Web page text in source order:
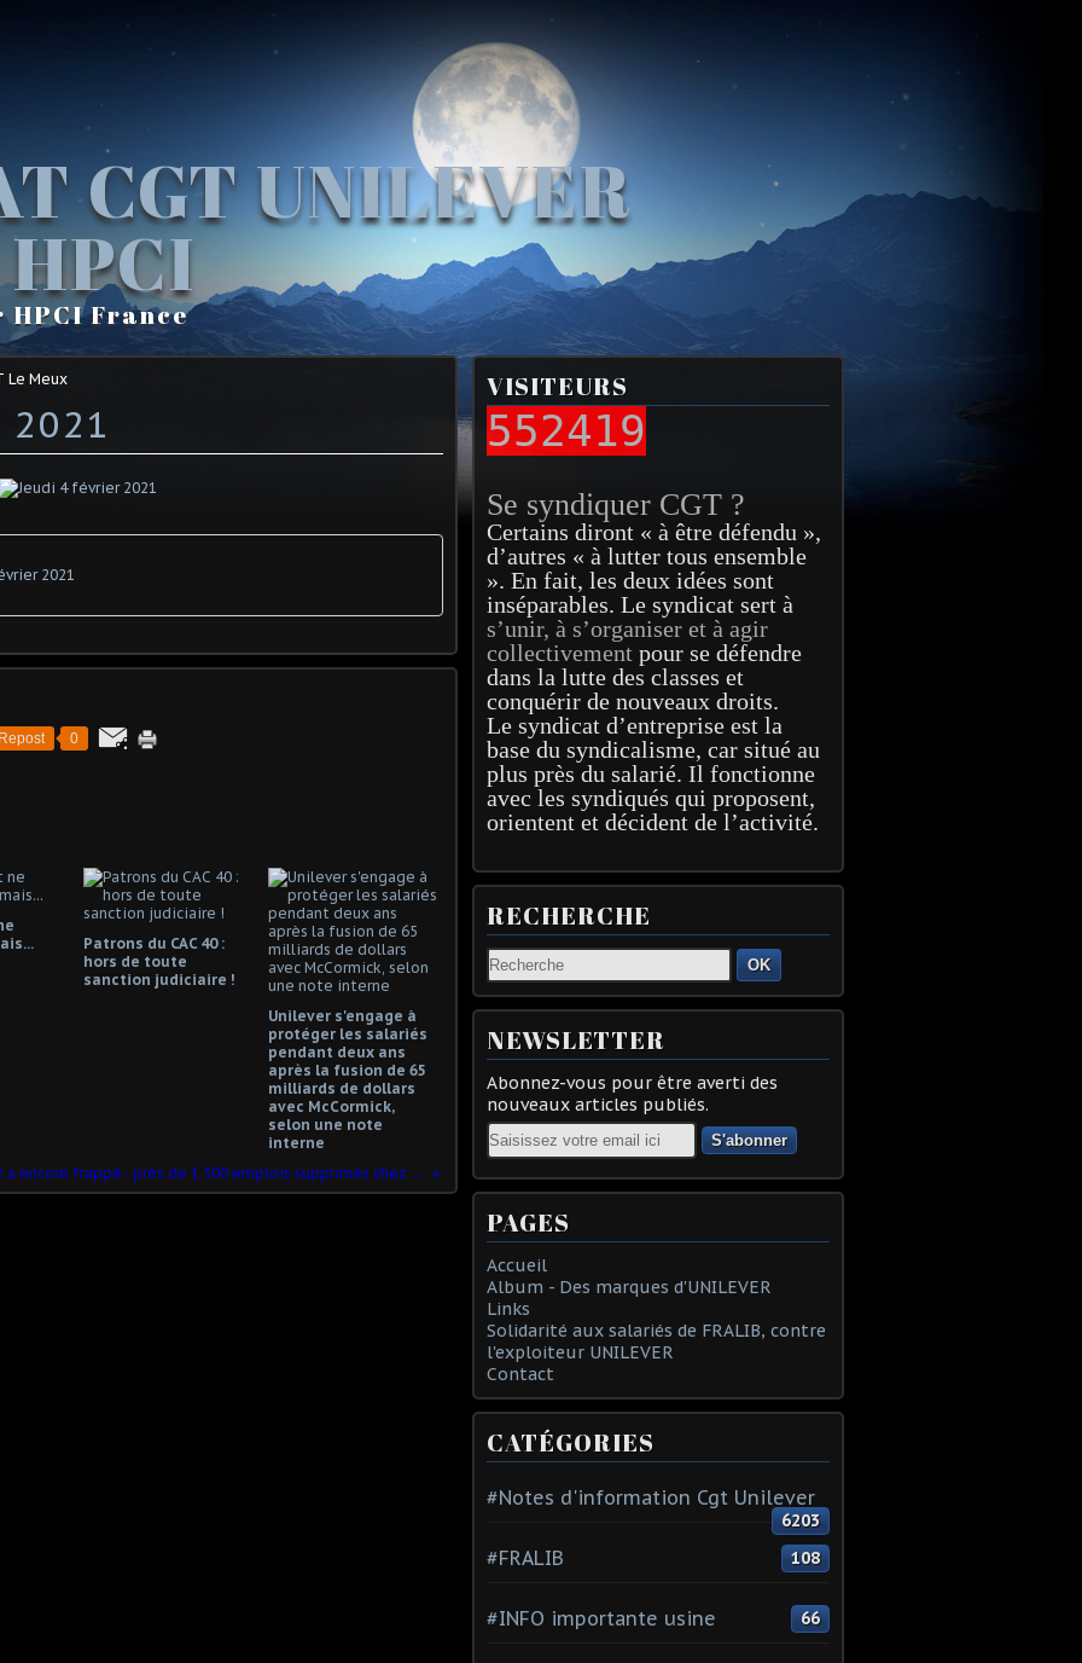
CGT UNILEVER
HPCI France
Le Meux
2021
Repost 0
Patrons du CAC 40 :
hors de toute
sanction judiciaire !
Unilever s'engage à
protéger les salariés
pendant deux ans
après la fusion de 65
milliards de dollars
avec McCormick,
selon une note
interne
Le groupe Mulliez a encore frappé : près de 1 300 emplois supprimés chez Flunch
VISITEURS
552419
Se syndiquer CGT ?
Certains diront « à être défendu »,
d’autres « à lutter tous ensemble
». En fait, les deux idées sont
inséparables. Le syndicat sert à
s’unir, à s’organiser et à agir
collectivement pour se défendre
dans la lutte des classes et
conquérir de nouveaux droits.
Le syndicat d’entreprise est la
base du syndicalisme, car situé au
plus près du salarié. Il fonctionne
avec les syndiqués qui proposent,
orientent et décident de l’activité.
RECHERCHE
OK
NEWSLETTER
Abonnez-vous pour être averti des
nouveaux articles publiés.
Email
PAGES
Accueil
Album - Des marques d'UNILEVER
Links
Solidarité aux salariés de FRALIB, contre
l'exploiteur UNILEVER
Contact
CATÉGORIES
#Notes d'information Cgt Unilever
6203
#FRALIB 108
#INFO importante usine 66